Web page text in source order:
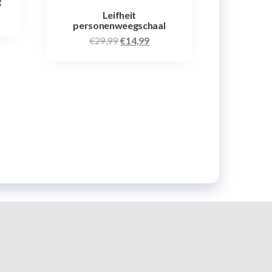
Leifheit
personenweegschaal
€29,99€14,99